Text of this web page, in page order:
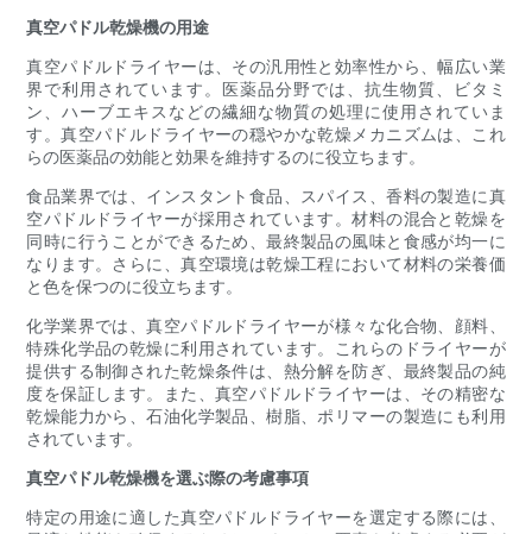
真空パドル乾燥機の用途
真空パドルドライヤーは、その汎用性と効率性から、幅広い業
界で利用されています。医薬品分野では、抗生物質、ビタミ
ン、ハーブエキスなどの繊細な物質の処理に使用されていま
す。真空パドルドライヤーの穏やかな乾燥メカニズムは、これ
らの医薬品の効能と効果を維持するのに役立ちます。
食品業界では、インスタント食品、スパイス、香料の製造に真
空パドルドライヤーが採用されています。材料の混合と乾燥を
同時に行うことができるため、最終製品の風味と食感が均一に
なります。さらに、真空環境は乾燥工程において材料の栄養価
と色を保つのに役立ちます。
化学業界では、真空パドルドライヤーが様々な化合物、顔料、
特殊化学品の乾燥に利用されています。これらのドライヤーが
提供する制御された乾燥条件は、熱分解を防ぎ、最終製品の純
度を保証します。また、真空パドルドライヤーは、その精密な
乾燥能力から、石油化学製品、樹脂、ポリマーの製造にも利用
されています。
真空パドル乾燥機を選ぶ際の考慮事項
特定の用途に適した真空パドルドライヤーを選定する際には、